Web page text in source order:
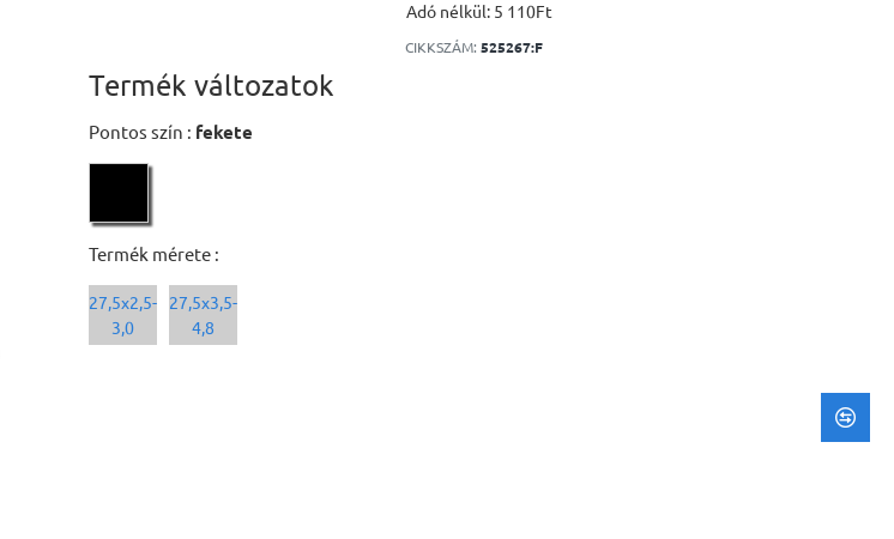
Adó nélkül: 5 110Ft
CIKKSZÁM: 525267:F
Termék változatok
Pontos szín : fekete
Termék mérete :
27,5x2,5-
3,0
27,5x3,5-
4,8